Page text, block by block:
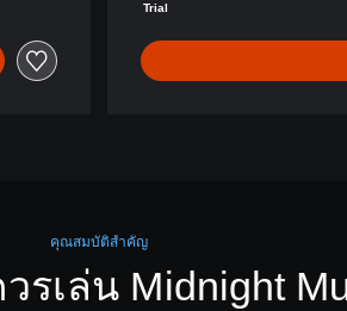
Trial
คุณสมบัติสำคัญ
เล่น Midnight